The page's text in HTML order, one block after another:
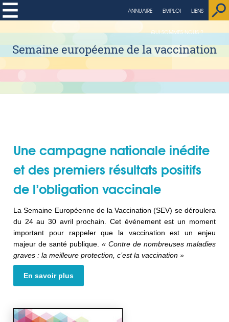
LIENS
EMPLOI
ANNUAIRE
QUI SOMMES NOUS ?
Semaine européenne de la vaccination
Une campagne nationale inédite
et des premiers résultats positifs
de l’obligation vaccinale
La Semaine Européenne de la Vaccination (SEV) se déroulera
du 24 au 30 avril prochain. Cet événement est un moment
important pour rappeler que la vaccination est un enjeu
majeur de santé publique. « Contre de nombreuses maladies
graves : la meilleure protection, c’est la vaccination »
En savoir plus